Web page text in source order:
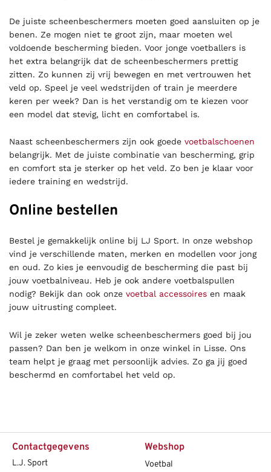
De juiste scheenbeschermers moeten goed aansluiten op je
benen. Ze mogen niet te groot zijn, maar moeten wel
voldoende bescherming bieden. Voor jonge voetballers is
het extra belangrijk dat de scheenbeschermers prettig
zitten. Zo kunnen zij vrij bewegen en met vertrouwen het
veld op. Speel je veel wedstrijden of train je meerdere
keren per week? Dan is het verstandig om te kiezen voor
een model dat stevig, licht en comfortabel is.
Naast scheenbeschermers zijn ook goede voetbalschoenen
belangrijk. Met de juiste combinatie van bescherming, grip
en comfort sta je sterker op het veld. Zo ben je klaar voor
iedere training en wedstrijd.
Online bestellen
Bestel je gemakkelijk online bij LJ Sport. In onze webshop
vind je verschillende maten, merken en modellen voor jong
en oud. Zo kies je eenvoudig de bescherming die past bij
jouw voetbalniveau. Heb je ook andere voetbalspullen
nodig? Bekijk dan ook onze voetbal accessoires en maak
jouw uitrusting compleet.
Wil je zeker weten welke scheenbeschermers goed bij jou
passen? Dan ben je welkom in onze winkel in Lisse. Ons
team helpt je graag met persoonlijk advies. Zo ga jij goed
beschermd en comfortabel het veld op.
Contactgegevens
L.J. Sport
Webshop
Voetbal